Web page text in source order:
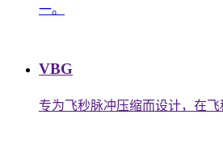
一。
VBG
专为飞秒脉冲压缩而设计，在